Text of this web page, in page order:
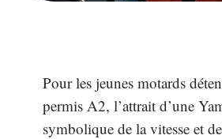
Pour les jeunes motards
permis A2, l’attrait d’une
symbolique de la vitesse et